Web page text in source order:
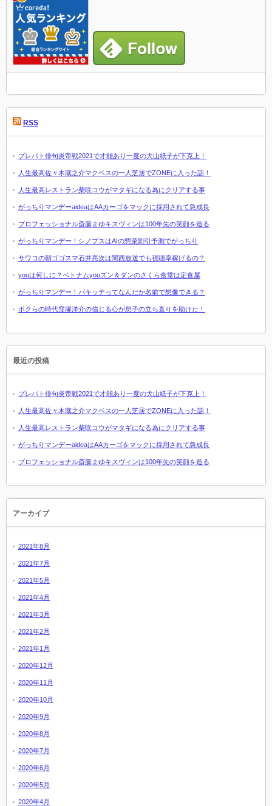
RSS
プレバト俳句炎帝戦2021で才能あり一度の犬山紙子が下克上！
人生最高佐々木蔵之介マクベスの一人芝居でZONEに入った話！
人生最高レストラン柴咲コウがマタギになる為にクリアする事
がっちりマンデーaideaはAAカーゴをマックに採用されて急成長
プロフェッショナル斎藤まゆキスヴィンは100年先の笑顔を造る
がっちりマンデー！シノプスはAIの惣菜割引予測でがっちり
サワコの朝ゴゴスマ石井亮次は関西放送でも視聴率稼げるの？
youは何しに？ベトナムyouズン＆ダンのさくら食堂は定食屋
がっちりマンデー！パキッテってなんだか名前で想像できる？
ボクらの時代窪塚洋介の信じる心が息子の立ち直りを助けた！
最近の投稿
プレバト俳句炎帝戦2021で才能あり一度の犬山紙子が下克上！
人生最高佐々木蔵之介マクベスの一人芝居でZONEに入った話！
人生最高レストラン柴咲コウがマタギになる為にクリアする事
がっちりマンデーaideaはAAカーゴをマックに採用されて急成長
プロフェッショナル斎藤まゆキスヴィンは100年先の笑顔を造る
アーカイブ
2021年8月
2021年7月
2021年5月
2021年4月
2021年3月
2021年2月
2021年1月
2020年12月
2020年11月
2020年10月
2020年9月
2020年8月
2020年7月
2020年6月
2020年5月
2020年4月